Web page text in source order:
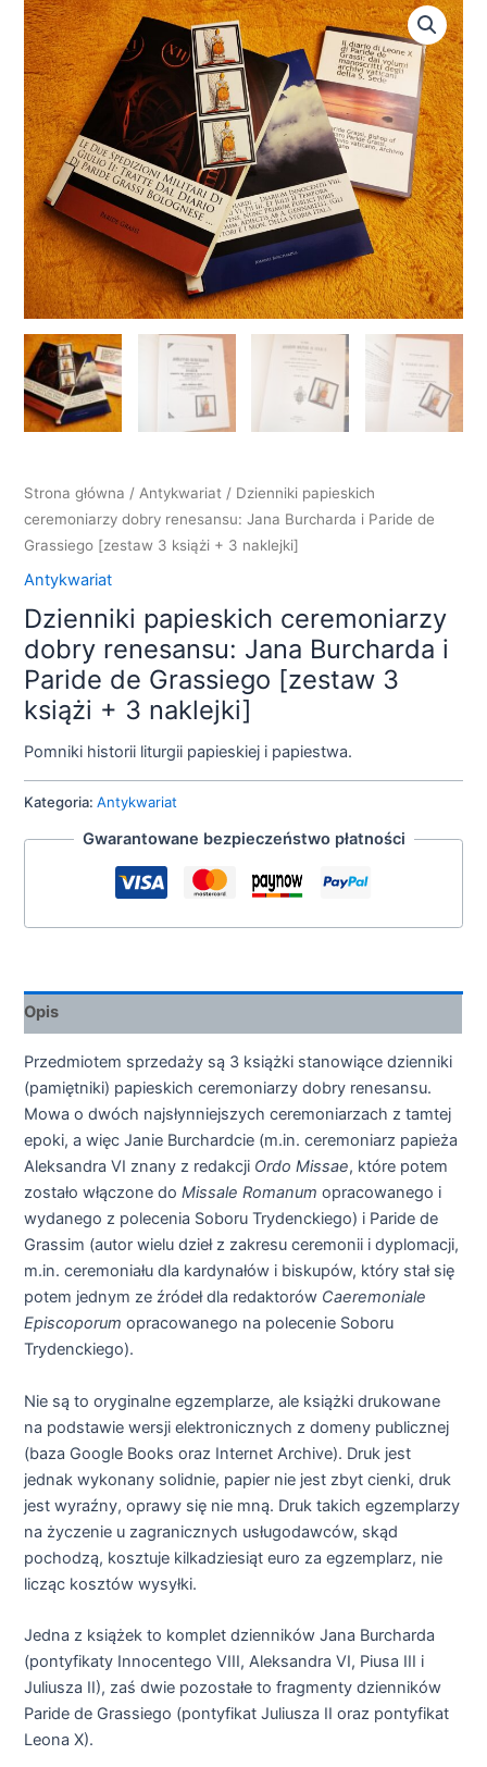
Strona główna / Antykwariat / Dzienniki papieskich
ceremoniarzy dobry renesansu: Jana Burcharda i Paride de
Grassiego [zestaw 3 książi + 3 naklejki]
Antykwariat
Dzienniki papieskich ceremoniarzy
dobry renesansu: Jana Burcharda i
Paride de Grassiego [zestaw 3
książi + 3 naklejki]
Pomniki historii liturgii papieskiej i papiestwa.
Kategoria:Antykwariat
Gwarantowane bezpieczeństwo płatności
Opis
Przedmiotem sprzedaży są 3 książki stanowiące dzienniki
(pamiętniki) papieskich ceremoniarzy dobry renesansu.
Mowa o dwóch najsłynniejszych ceremoniarzach z tamtej
epoki, a więc Janie Burchardcie (m.in. ceremoniarz papieża
Aleksandra VI znany z redakcji Ordo Missae, które potem
zostało włączone doMissale Romanum opracowanego i
wydanego z polecenia Soboru Trydenckiego) i Paride de
Grassim (autor wielu dzieł z zakresu ceremonii i dyplomacji,
m.in. ceremoniału dla kardynałów i biskupów, który stał się
potem jednym ze źródeł dla redaktorów Caeremoniale
Episcoporum opracowanego na polecenie Soboru
Trydenckiego).
Nie są to oryginalne egzemplarze, ale książki drukowane
na podstawie wersji elektronicznych z domeny publicznej
(baza Google Books oraz Internet Archive). Druk jest
jednak wykonany solidnie, papier nie jest zbyt cienki, druk
jest wyraźny, oprawy się nie mną. Druk takich egzemplarzy
na życzenie u zagranicznych usługodawców, skąd
pochodzą, kosztuje kilkadziesiąt euro za egzemplarz, nie
licząc kosztów wysyłki.
Jedna z książek to komplet dzienników Jana Burcharda
(pontyfikaty Innocentego VIII, Aleksandra VI, Piusa III i
Juliusza II), zaś dwie pozostałe to fragmenty dzienników
Paride de Grassiego (pontyfikat Juliusza II oraz pontyfikat
Leona X).